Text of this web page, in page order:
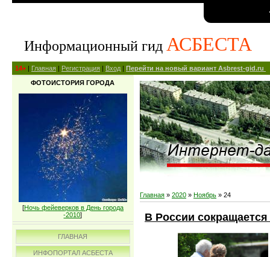
Информационный гид АСБЕСТА
14+ | Главная | Регистрация | Вход | Перейти на новый вариант Asbrest-gid.ru
ФОТОИСТОРИЯ ГОРОДА
[Ночь фейеверков в День города
-2010]
ГЛАВНАЯ
ИНФОПОРТАЛ АСБЕСТА
Главная » 2020 » Ноябрь » 24
В России